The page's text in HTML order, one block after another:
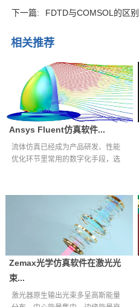
下一篇:
FDTD与COMSOL的区别
相关推荐
Ansys Fluent仿真软件...
流体仿真已经成为产品研发、性能
优化环节里常用的数字化手段，选
Zemax光学仿真软件在激光光
束...
激光器原生输出光束多呈高斯能量